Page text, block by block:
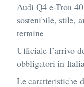
Audi Q4 e-Tron
sostenibile, stile,
termine
Ufficiale l’arrivo
obbligatori in Italia
Le caratteristiche